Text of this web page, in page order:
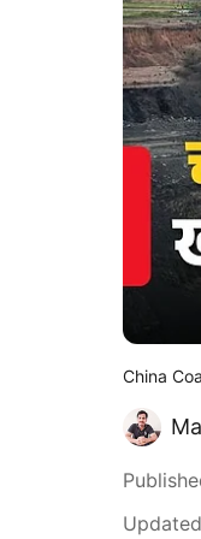
China